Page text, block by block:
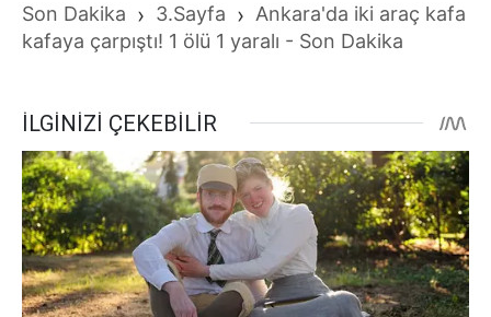
Son Dakika › 3.Sayfa › Ankara'da iki araç kafa
kafaya çarpıştı! 1 ölü 1 yaralı - Son Dakika